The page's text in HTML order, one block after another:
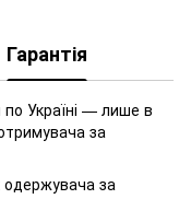
Гарантія
Україні — лише в
за
за